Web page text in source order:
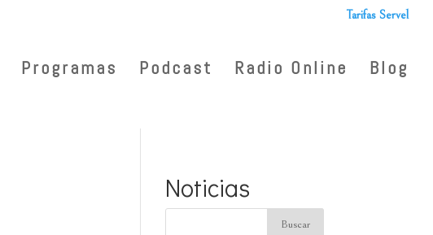
Tarifas Servel
Programas Podcast Radio Online Blog
Noticias